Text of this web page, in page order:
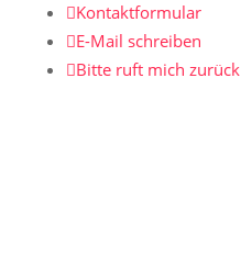
Kontaktformular
E-Mail schreiben
Bitte ruft mich zurück